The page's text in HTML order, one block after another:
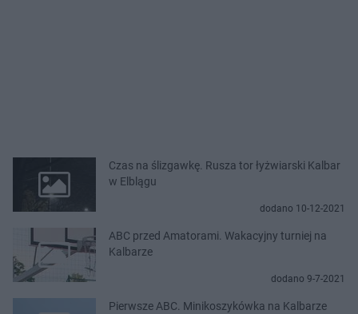
Czas na ślizgawkę. Rusza tor łyżwiarski Kalbar
w Elblągu
dodano 10-12-2021
ABC przed Amatorami. Wakacyjny turniej na
Kalbarze
dodano 9-7-2021
Pierwsze ABC. Minikoszykówka na Kalbarze